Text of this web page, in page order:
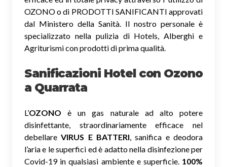
OZONO o di PRODOTTI SANIFICANTI approvati
dal Ministero della Sanità. Il nostro personale è
specializzato nella pulizia di Hotels, Alberghi e
Agriturismi con prodotti di prima qualità.
Sanificazioni Hotel con Ozono
a Quarrata
L’OZONO è un gas naturale ad alto potere
disinfettante, straordinariamente efficace nel
debellareVIRUS E BATTERI, sanifica e deodora
l’aria e le superfici ed è adatto nella disinfezione per
Covid-19 in qualsiasi ambiente e superficie. 100%